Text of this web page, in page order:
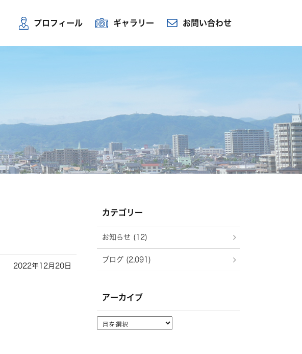
プロフィール ギャラリー お問い合わせ
2022年12月20日
カテゴリー
お知らせ (12)
ブログ (2,091)
アーカイブ
ア
ー